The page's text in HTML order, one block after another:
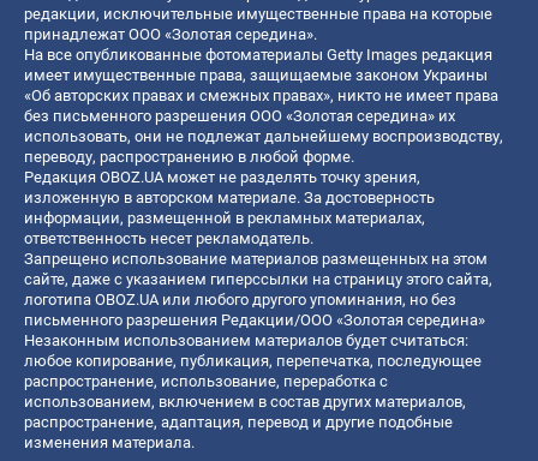
редакции, исключительные имущественные права на которые
принадлежат ООО «Золотая середина».
На все опубликованные фотоматериалы Getty Images редакция
имеет имущественные права, защищаемые законом Украины
«Об авторских правах и смежных правах», никто не имеет права
без письменного разрешения ООО «Золотая середина» их
использовать, они не подлежат дальнейшему воспроизводству,
переводу, распространению в любой форме.
Редакция OBOZ.UA может не разделять точку зрения,
изложенную в авторском материале. За достоверность
информации, размещенной в рекламных материалах,
ответственность несет рекламодатель.
Запрещено использование материалов размещенных на этом
сайте, даже с указанием гиперссылки на страницу этого сайта,
логотипа OBOZ.UA или любого другого упоминания, но без
письменного разрешения Редакции/ООО «Золотая середина»
Незаконным использованием материалов будет считаться:
любое копирование, публикация, перепечатка, последующее
распространение, использование, переработка с
использованием, включением в состав других материалов,
распространение, адаптация, перевод и другие подобные
изменения материала.